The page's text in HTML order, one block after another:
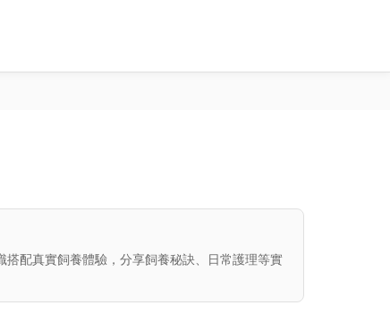
配真實飼養體驗，分享飼養秘訣、日常護理等實